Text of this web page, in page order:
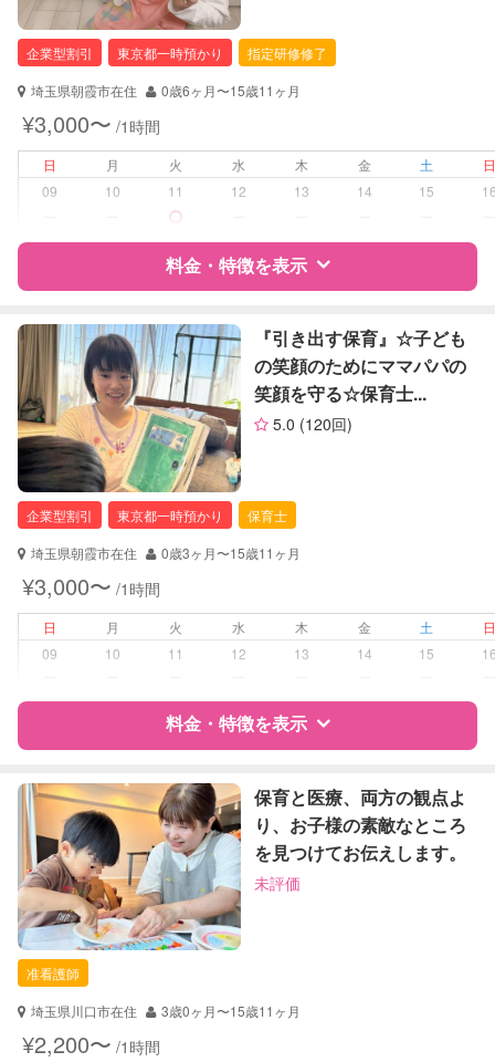
お子様の撮影
（定期特典）
対応不可
保育士
対応可能/特徴
送迎サポート
早朝対応
病児対応 病児、病後児、ともに不可
障がい児対応 対応可否は個別に相談
レッスン なし
定期予約 可能
お子様の撮影
（定期特典）
対応可能
企業型割引 東京都一時預かり
指定研修修了
埼玉県朝霞市在住
0歳6ヶ月〜15歳11ヶ月
¥3,000〜 /1時間
日 月 火 水 木 金 土
09
10 11 12 13 14 15
料金・特徴を表示
特徴 料金 レビュー
サポートの特徴
資格
企業型割引対象(旧内閣府補助対象)
自治体届出済ベビーシッター
幼稚園教諭
全国保育サービス協会(ACSA)認定ベ
ビーシッター
対応可能/特徴
夜間対応
対応可否は個別に相談
レッスン 絵・工作レッスン
定期予約 可能
お子様の撮影
（定期特典）
対応可能
『引き出す保育』☆子ども
の笑顔のためにママパパの
笑顔を守る☆保育士...
5.0 (120回)
企業型割引 東京都一時預かり
保育士
埼玉県朝霞市在住
0歳3ヶ月〜15歳11ヶ月
¥3,000〜 /1時間
日 月 火 水 木 金 土
09
10 11 12 13 14 15
料金・特徴を表示
特徴 料金 レビュー
サポートの特徴
資格
企業型割引対象(旧内閣府補助対象)
自治体届出済ベビーシッター
保育士
対応可能/特徴
送迎サポート
保育と医療、両方の観点よ
り、お子様の素敵なところ
を見つけてお伝えします。
未評価
准看護師
埼玉県川口市在住
3歳0ヶ月〜15歳11ヶ月
¥2,200〜 /1時間